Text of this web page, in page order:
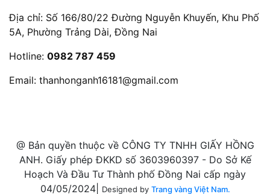
Địa chỉ: Số 166/80/22 Đường Nguyễn Khuyến, Khu Phố
5A, Phường Trảng Dài, Đồng Nai
Hotline: 0982 787 459
Email: thanhonganh16181@gmail.com
@ Bản quyền thuộc về CÔNG TY TNHH GIẤY HỒNG
ANH. Giấy phép ĐKKD số 3603960397 - Do Sở Kế
Hoạch Và Đầu Tư Thành phố Đồng Nai cấp ngày
04/05/2024|
Designed by Trang vàng Việt Nam.